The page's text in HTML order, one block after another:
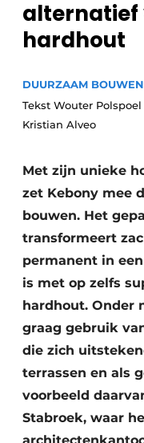
Vacature
Vacatures
Aanmelden
Bedrijven
Contact
Akoestiek
Brandveiligheid
Evenementen
Dak & Gevel
Houtbouw
HVAC
Renovatie
Software
alternatief
hardhout
DUURZAAM BOUWEN
Tekst Wouter
Kristian Alveo
Met zijn unieke
zet Kebony mee
bouwen. Het
transformeert
permanent in
is met op zelfs
hardhout. Onder
graag gebruik
die zich
terrassen en als
voorbeeld
Stabroek, waar